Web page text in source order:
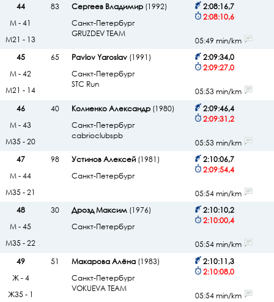
44
83 Сергеев Владимир(1992)
Санкт-Петербург
GRUZDEV TEAM
2:08:16,7
2:08:10,6
М - 41
М21 - 13
05:49 min/km
45
65 Pavlov Yaroslav(1991)
Санкт-Петербург
STC Run
2:09:34,0
2:09:27,0
М - 42
М21 - 14
05:53 min/km
46
40 Колиенко Александр(1980)
Санкт-Петербург
cabrioclubspb
2:09:46,4
2:09:31,2
М - 43
М35 - 20
05:53 min/km
47
98 Устинов Алексей(1981)
Санкт-Петербург
2:10:06,7
2:09:54,4
М - 44
М35 - 21
05:54 min/km
48
30 Дрозд Максим(1976)
Санкт-Петербург
2:10:10,2
2:10:00,4
М - 45
М35 - 22
05:54 min/km
49
51 Макарова Алёна(1983)
Санкт-Петербург
VOKUEVA TEAM
2:10:11,3
2:10:08,0
Ж - 4
Ж35 - 1
05:54 min/km